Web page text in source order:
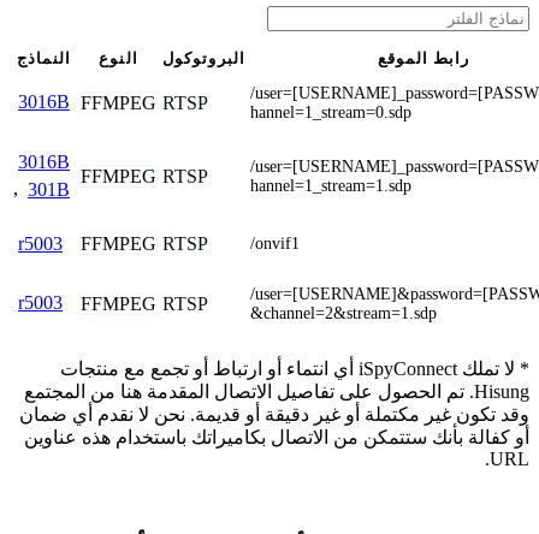
النماذج النوع البروتوكول رابط الموقع
3016B FFMPEG RTSP
/
hannel=1_stream=0.sdp
3016B
, 301B
FFMPEG RTSP
/
hannel=1_stream=1.sdp
r5003 FFMPEG RTSP /onvif1
r5003 FFMPEG RTSP
/
&channel=2&stream=1.sdp
* لا تملك iSpyConnect أي انتماء أو ارتباط أو تجمع مع منتجات
Hisung. تم الحصول على تفاصيل الاتصال المقدمة هنا من المجتمع
وقد تكون غير مكتملة أو غير دقيقة أو قديمة. نحن لا نقدم أي ضمان
أو كفالة بأنك ستتمكن من الاتصال بكاميراتك باستخدام هذه عناوين
URL.